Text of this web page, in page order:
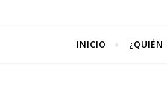
INICIO ¿QUIÉN